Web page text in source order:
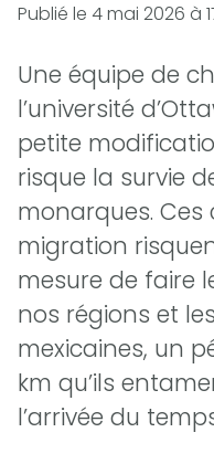
Publié le 4 mai 2026 à
Une équipe de
l’université
petite
risque la survie
monarques.
migration
mesure de faire
nos régions et
mexicaines, un
km qu’ils
l’arrivée du